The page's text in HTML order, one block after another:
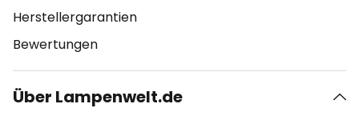
Herstellergarantien
Bewertungen
Über Lampenwelt.de